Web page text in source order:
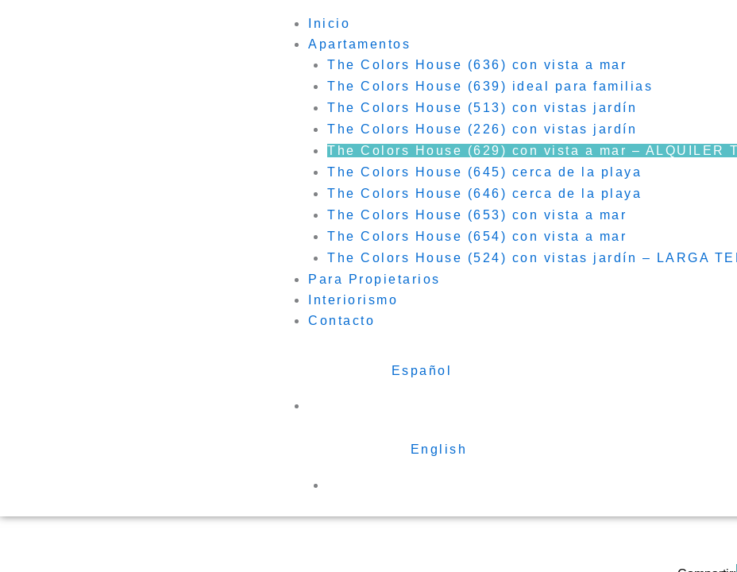
Inicio
Apartamentos
The Colors House (636) con vista a mar
The Colors House (639) ideal para familias
The Colors House (513) con vistas jardín
The Colors House (226) con vistas jardín
The Colors House (629) con vista a mar – ALQUILER
The Colors House (645) cerca de la playa
The Colors House (646) cerca de la playa
The Colors House (653) con vista a mar
The Colors House (654) con vista a mar
The Colors House (524) con vistas jardín – LARGA
Para Propietarios
Interiorismo
Contacto
Español
English